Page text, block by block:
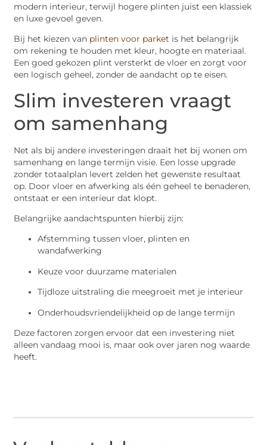
modern interieur, terwijl hogere plinten juist een klassiek
en luxe gevoel geven.
Bij het kiezen van plinten voor parket is het belangrijk
om rekening te houden met kleur, hoogte en materiaal.
Een goed gekozen plint versterkt de vloer en zorgt voor
een logisch geheel, zonder de aandacht op te eisen.
Slim investeren vraagt
om samenhang
Net als bij andere investeringen draait het bij wonen om
samenhang en lange termijn visie. Een losse upgrade
zonder totaalplan levert zelden het gewenste resultaat
op. Door vloer en afwerking als één geheel te benaderen,
ontstaat er een interieur dat klopt.
Belangrijke aandachtspunten hierbij zijn:
Afstemming tussen vloer, plinten en
wandafwerking
Keuze voor duurzame materialen
Tijdloze uitstraling die meegroeit met je interieur
Onderhoudsvriendelijkheid op de lange termijn
Deze factoren zorgen ervoor dat een investering niet
alleen vandaag mooi is, maar ook over jaren nog waarde
heeft.